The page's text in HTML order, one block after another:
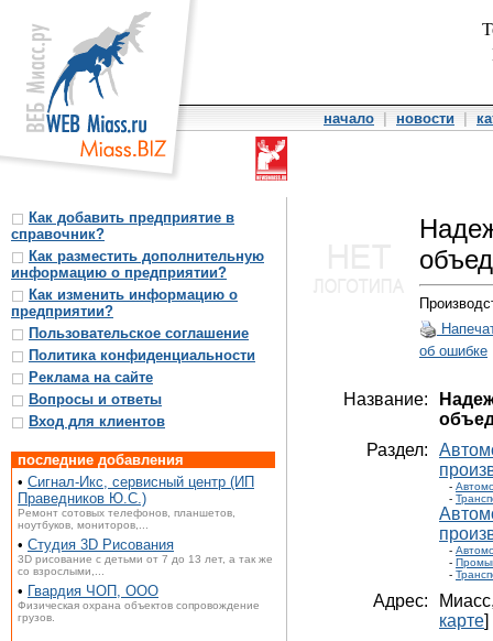
начало новости
Как добавить предприятие в
справочник?
Как разместить дополнительную
информацию о предприятии?
Как изменить информацию о
предприятии?
Пользовательское соглашение
Политика конфиденциальности
Реклама на сайте
Вопросы и ответы
Вход для клиентов
последние добавления
• Сигнал-Икс, сервисный центр (ИП
Праведников Ю.С.)
Ремонт сотовых телефонов, планшетов,
ноутбуков, мониторов,...
• Студия 3D Рисования
3D рисование с детьми от 7 до 13 лет, а так же
со взрослыми,...
• Гвардия ЧОП, ООО
Физическая охрана объектов сопровождение
грузов.
об ошибке
Название:
Раздел:
-
-
-
-
-
Адрес:
карте]